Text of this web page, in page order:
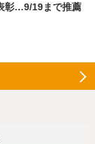
彰…9/19まで推薦